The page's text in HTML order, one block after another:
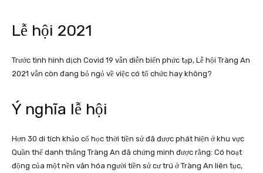
Lễ hội 2021
Trước tình hình dịch Covid 19 vẫn diễn biến phức tạp, Lễ hội Tràng An
2021 vẫn còn đang bỏ ngỏ về việc có tổ chức hay không?
Ý nghĩa lễ hội
Hơn 30 di tích khảo cổ học thời tiền sử đã được phát hiện ở khu vực
Quần thể danh thắng Tràng An đã chứng minh được rằng: Có hoạt
động của một nền văn hóa người tiền sử cư trú ở Tràng An liên tục,